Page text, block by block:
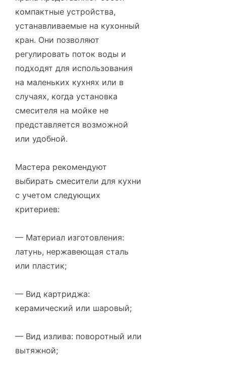
компактные устройства,
устанавливаемые на кухонный
кран. Они позволяют
регулировать поток воды и
подходят для использования
на маленьких кухнях или в
случаях, когда установка
смесителя на мойке не
представляется возможной
или удобной.
Мастера рекомендуют
выбирать смесители для кухни
с учетом следующих
критериев:
— Материал изготовления:
латунь, нержавеющая сталь
или пластик;
— Вид картриджа:
керамический или шаровый;
— Вид излива: поворотный или
вытяжной;